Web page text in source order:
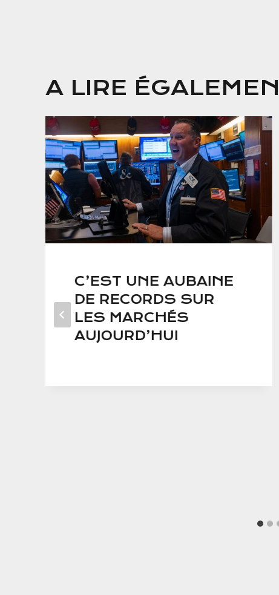
A LIRE
C’EST UNE AUBAINE
DE RECORDS SUR
LES MARCHÉS
AUJOURD’HUI